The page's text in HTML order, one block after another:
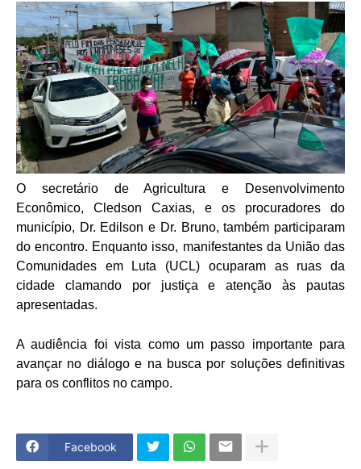
O secretário de Agricultura e Desenvolvimento
Econômico, Cledson Caxias, e os procuradores do
município, Dr. Edilson e Dr. Bruno, também participaram
do encontro. Enquanto isso, manifestantes da União das
Comunidades em Luta (UCL) ocuparam as ruas da
cidade clamando por justiça e atenção às pautas
apresentadas.
A audiência foi vista como um passo importante para
avançar no diálogo e na busca por soluções definitivas
para os conflitos no campo.
Facebook